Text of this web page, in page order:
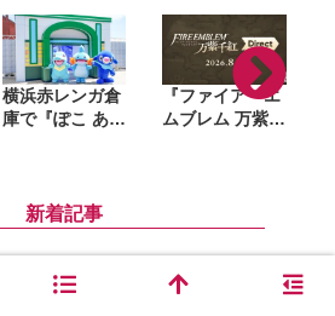
横浜赤レンガ倉
庫で『ぽこ あ
「ブクブクうみ
ぞこの街」の世
界観を再現
『ファイアーエ
ムブレム 万紫千
をお届け
新着記事